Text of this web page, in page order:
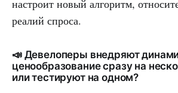
настроит новый алгоритм,
реалий спроса.
📣 Девелоперы внедряют
ценообразование сразу на
или тестируют на одном?